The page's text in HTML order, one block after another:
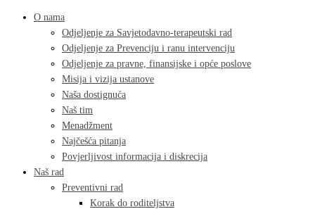
O nama
Odjeljenje za Savjetodavno-terapeutski rad
Odjeljenje za Prevenciju i ranu intervenciju
Odjeljenje za pravne, finansijske i opće poslove
Misija i vizija ustanove
Naša dostignuća
Naš tim
Menadžment
Najčešća pitanja
Povjerljivost informacija i diskrecija
Naš rad
Preventivni rad
Korak do roditeljstva